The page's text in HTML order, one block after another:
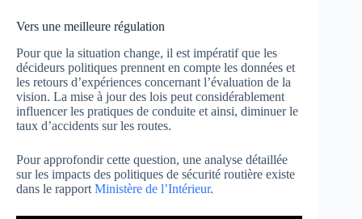
Vers une meilleure régulation
Pour que la situation change, il est impératif que les
décideurs politiques prennent en compte les données et
les retours d’expériences concernant l’évaluation de la
vision. La mise à jour des lois peut considérablement
influencer les pratiques de conduite et ainsi, diminuer le
taux d’accidents sur les routes.
Pour approfondir cette question, une analyse détaillée
sur les impacts des politiques de sécurité routière existe
dans le rapport Ministère de l’Intérieur.